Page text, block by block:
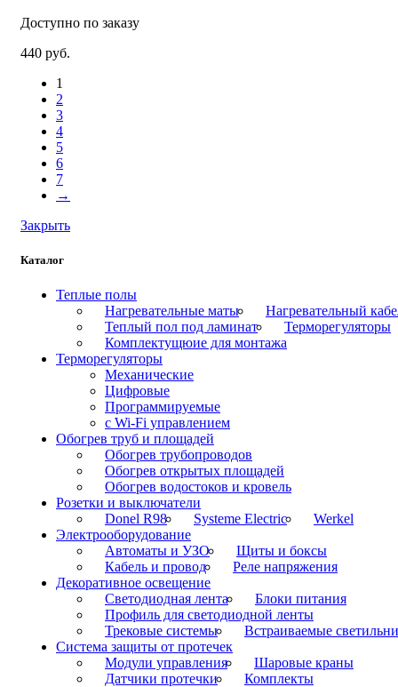
Закрыть
Каталог
Теплые полы
Нагревательные маты
Нагревательный
Теплый пол под ламинат
Терморегуляторы
Комплектущюие для монтажа
Терморегуляторы
Механические
Цифровые
Программируемые
с Wi-Fi управлением
Обогрев труб и площадей
Обогрев трубопроводов
Обогрев открытых площадей
Обогрев водостоков и кровель
Розетки и выключатели
Donel R98
Systeme Electric
Werkel
Электрооборудование
Автоматы и УЗО
Щиты и боксы
Кабель и провод
Реле напряжения
Декоративное освещение
Светодиодная лента
Блоки питания
Профиль для светодиодной ленты
Трековые системы
Встраиваемые
Cистема защиты от протечек
Модули управления
Шаровые краны
Датчики протечки
Комплекты
Доступно по заказу
440 руб.
1
2
3
4
5
6
7
→